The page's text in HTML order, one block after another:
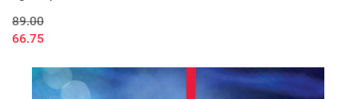
89.00
66.75